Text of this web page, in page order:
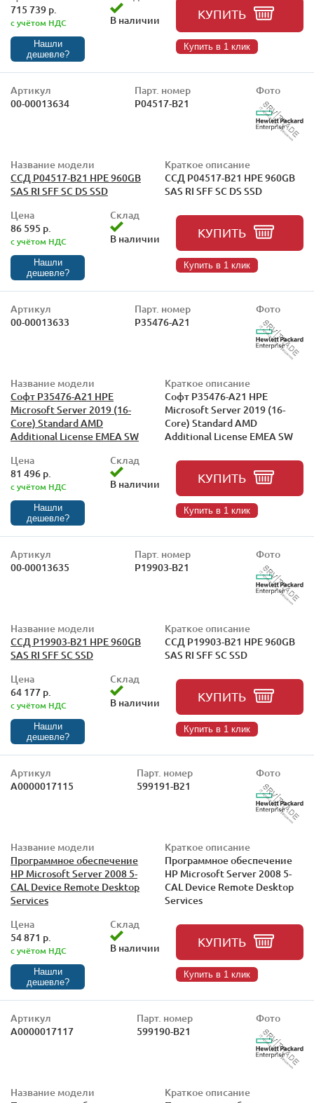
715 739 р.
с учётом НДС
Нашли
дешевле?
В наличии
КУПИТЬ
Купить в 1 клик
Артикул
00-00013634
Парт. номер
P04517-B21
Фото
Название модели
ССД P04517-B21 HPE 960GB
SAS RI SFF SC DS SSD
Краткое описание
ССД P04517-B21 HPE 960GB
SAS RI SFF SC DS SSD
Цена
86 595 р.
с учётом НДС
Нашли
дешевле?
Склад
В наличии
КУПИТЬ
Купить в 1 клик
Артикул
00-00013633
Парт. номер
P35476-A21
Фото
Название модели
Софт P35476-A21 HPE
Microsoft Server 2019 (16-
Core) Standard AMD
Additional License EMEA SW
Краткое описание
Софт P35476-A21 HPE
Microsoft Server 2019 (16-
Core) Standard AMD
Additional License EMEA SW
Цена
81 496 р.
с учётом НДС
Нашли
дешевле?
Склад
В наличии
КУПИТЬ
Купить в 1 клик
Артикул
00-00013635
Парт. номер
P19903-B21
Фото
Название модели
ССД P19903-B21 HPE 960GB
SAS RI SFF SC SSD
Краткое описание
ССД P19903-B21 HPE 960GB
SAS RI SFF SC SSD
Цена
64 177 р.
с учётом НДС
Нашли
дешевле?
Склад
В наличии
КУПИТЬ
Купить в 1 клик
Артикул
А0000017115
Парт. номер
599191-B21
Фото
Название модели
Программное обеспечение
HP Microsoft Server 2008 5-
CAL Device Remote Desktop
Services
Краткое описание
Программное обеспечение
HP Microsoft Server 2008 5-
CAL Device Remote Desktop
Services
Цена
54 871 р.
с учётом НДС
Нашли
дешевле?
Склад
В наличии
КУПИТЬ
Купить в 1 клик
Артикул
А0000017117
Парт. номер
599190-B21
Фото
Название модели
Краткое описание